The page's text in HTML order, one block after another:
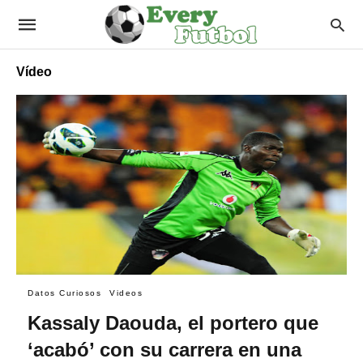
Vídeo
Datos Curiosos Videos
Kassaly Daouda, el portero que
‘acabó’ con su carrera en una